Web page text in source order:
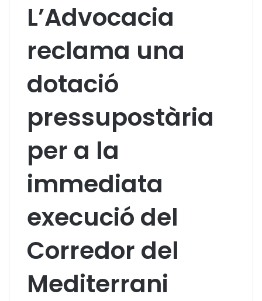
L’Advocacia
reclama una
dotació
pressupostària
per a la
immediata
execució del
Corredor del
Mediterrani